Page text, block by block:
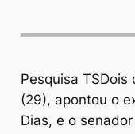
Pesquisa
(29), apontou o
Dias, e o